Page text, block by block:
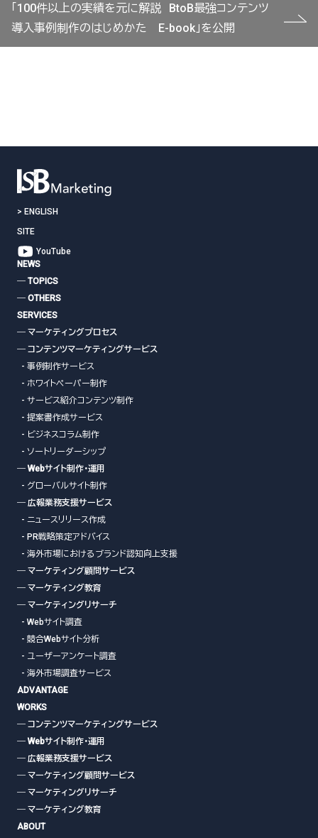
「100件以上の実績を元に解説 BtoB最強コンテンツ
導入事例制作のはじめかた E-book」を公開
> ENGLISH
SITE
YouTube
NEWS
― TOPICS
― OTHERS
SERVICES
― マーケティングプロセス
― コンテンツマーケティングサービス
- 事例制作サービス
- ホワイトペーパー制作
- サービス紹介コンテンツ制作
- 提案書作成サービス
- ビジネスコラム制作
- ソートリーダーシップ
― Webサイト制作・運用
- グローバルサイト制作
― 広報業務支援サービス
- ニュースリリース作成
- PR戦略策定アドバイス
- 海外市場におけるブランド認知向上支援
― マーケティング顧問サービス
― マーケティング教育
― マーケティングリサーチ
- Webサイト調査
- 競合Webサイト分析
- ユーザーアンケート調査
- 海外市場調査サービス
ADVANTAGE
WORKS
― コンテンツマーケティングサービス
― Webサイト制作・運用
― 広報業務支援サービス
― マーケティング顧問サービス
― マーケティングリサーチ
― マーケティング教育
ABOUT